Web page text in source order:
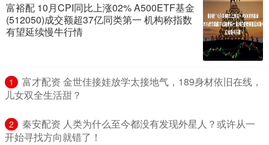
富裕配 10月CPI同比上涨02% A500ETF基金
(512050)成交额超37亿同类第一 机构称指数
有望延续慢牛行情
1
​富才配资 金世佳接娃放学太接地气，189身材依旧在线，
儿女双全生活甜？
2
​秦安配资 人类为什么至今都没有发现外星人？或许从一
开始寻找方向就错了！